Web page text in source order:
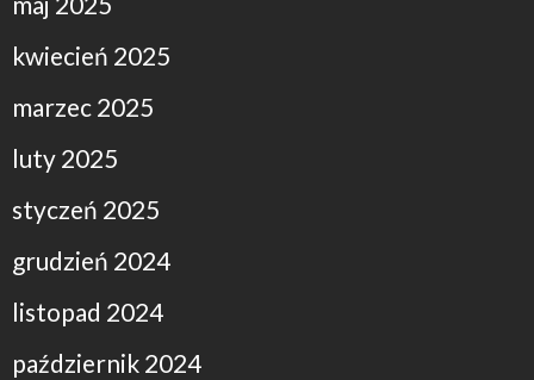
kwiecień 2025
marzec 2025
luty 2025
styczeń 2025
grudzień 2024
listopad 2024
październik 2024